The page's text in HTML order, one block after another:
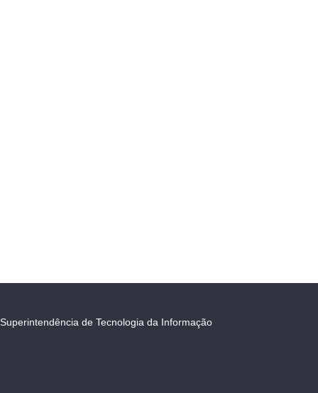
Superintendência de Tecnologia da Informação